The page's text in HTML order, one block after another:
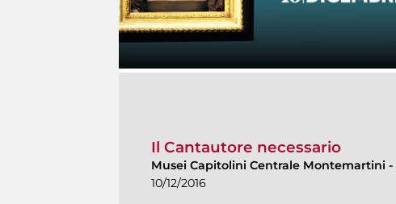
Il Cantautore necessario
Musei Capitolini Centrale Montemartini -
10/12/2016